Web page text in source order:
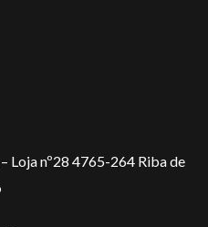
Loja nº28 4765-264 Riba de